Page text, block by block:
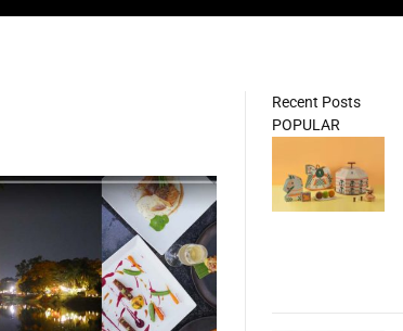
Recent Posts
POPULAR